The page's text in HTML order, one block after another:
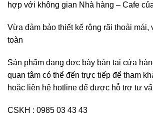
hợp với không gian Nhà hàng – Cafe
Vừa đảm bảo thiết kế rộng rãi thoải mái,
toàn
Sản phẩm đang đợc bày bán tại cửa
quan tâm có thể đến trực tiếp để tham
hoặc liên hệ hotline để được hỗ trợ tư
CSKH : 0985 03 43 43